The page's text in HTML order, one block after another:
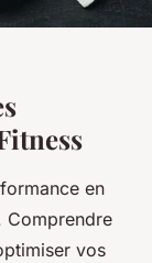
en
Comprendre
vos